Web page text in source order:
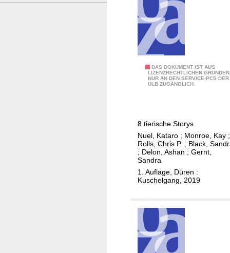
c
DAS DOKUMENT IST AUS
LIZENZRECHTLICHEN GRÜNDEN
NUR AN DEN SERVICE-PCS DER
ULB ZUGÄNGLICH.
h
e
l
?
)
e
e
8 tierische Storys
Nuel, Kataro ; Monroe, Kay ;
Rolls, Chris P. ; Black,
; Delon, Ashan ; Gernt,
Sandra
1. Auflage, Düren :
Kuschelgang, 2019